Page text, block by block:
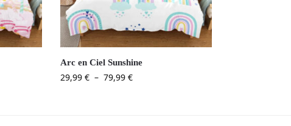
Arc en Ciel Sunshine
29,99€ – 79,99€